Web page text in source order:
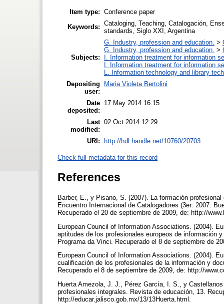
Item type: Conference paper
Keywords: Cataloging, Teaching, Catalogación,
standards, Siglo XXI, Argentina
Subjects:
G. Industry, profession and education. >
G. Industry, profession and education. >
I. Information treatment for information
I. Information treatment for information
L. Information technology and library
Depositing
user:
Maria Violeta Bertolini
Date
deposited:
17 May 2014 16:15
Last
modified:
02 Oct 2014 12:29
URI: http://hdl.handle.net/10760/20703
Check full metadata for this record
References
Barber, E., y Pisano, S. (2007). La formación
Encuentro Internacional de Catalogadores (3er: 2007:
Recuperado el 20 de septiembre de 2009, de: http://
European Council of Information Associations. (2004).
aptitudes de los profesionales europeos de información
Programa da Vinci. Recuperado el 8 de septiembre de
European Council of Information Associations. (2004).
cualificación de los profesionales de la información y
Recuperado el 8 de septiembre de 2009, de: http://
Huerta Amezola, J. J., Pérez García, I. S., y
profesionales integrales. Revista de educación, 13.
http://educar.jalisco.gob.mx/13/13Huerta.html.